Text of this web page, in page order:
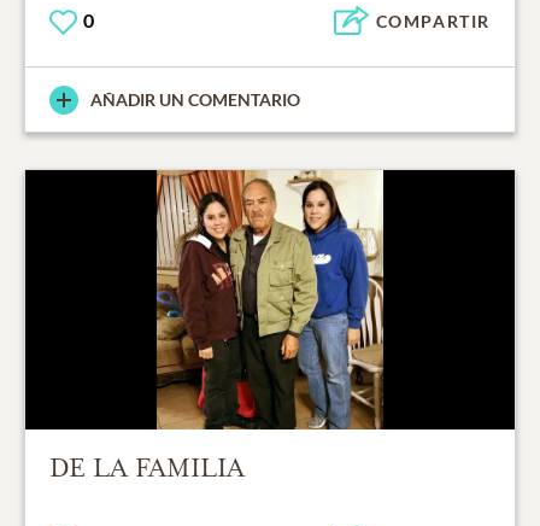
0 COMPARTIR
AÑADIR UN COMENTARIO
DE LA FAMILIA